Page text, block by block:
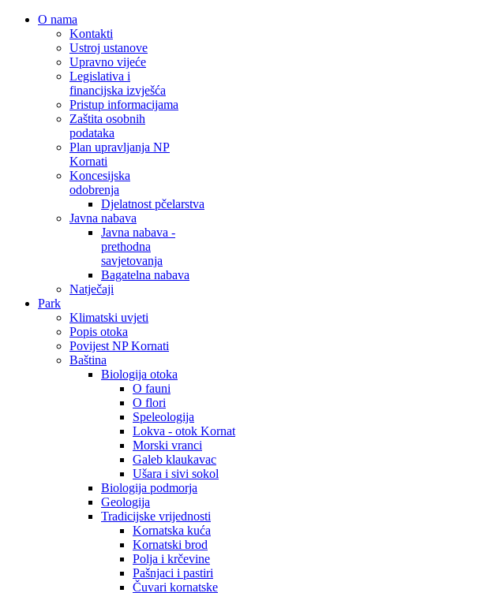
O nama
Kontakti
Ustroj ustanove
Upravno vijeće
Legislativa i
financijska izvješća
Pristup informacijama
Zaštita osobnih
podataka
Plan upravljanja NP
Kornati
Koncesijska
odobrenja
Djelatnost pčelarstva
Javna nabava
Javna nabava -
prethodna
savjetovanja
Bagatelna nabava
Natječaji
Park
Klimatski uvjeti
Popis otoka
Povijest NP Kornati
Baština
Biologija otoka
O fauni
O flori
Speleologija
Lokva - otok Kornat
Morski vranci
Galeb klaukavac
Ušara i sivi sokol
Biologija podmorja
Geologija
Tradicijske vrijednosti
Kornatska kuća
Kornatski brod
Polja i krčevine
Pašnjaci i pastiri
Čuvari kornatske